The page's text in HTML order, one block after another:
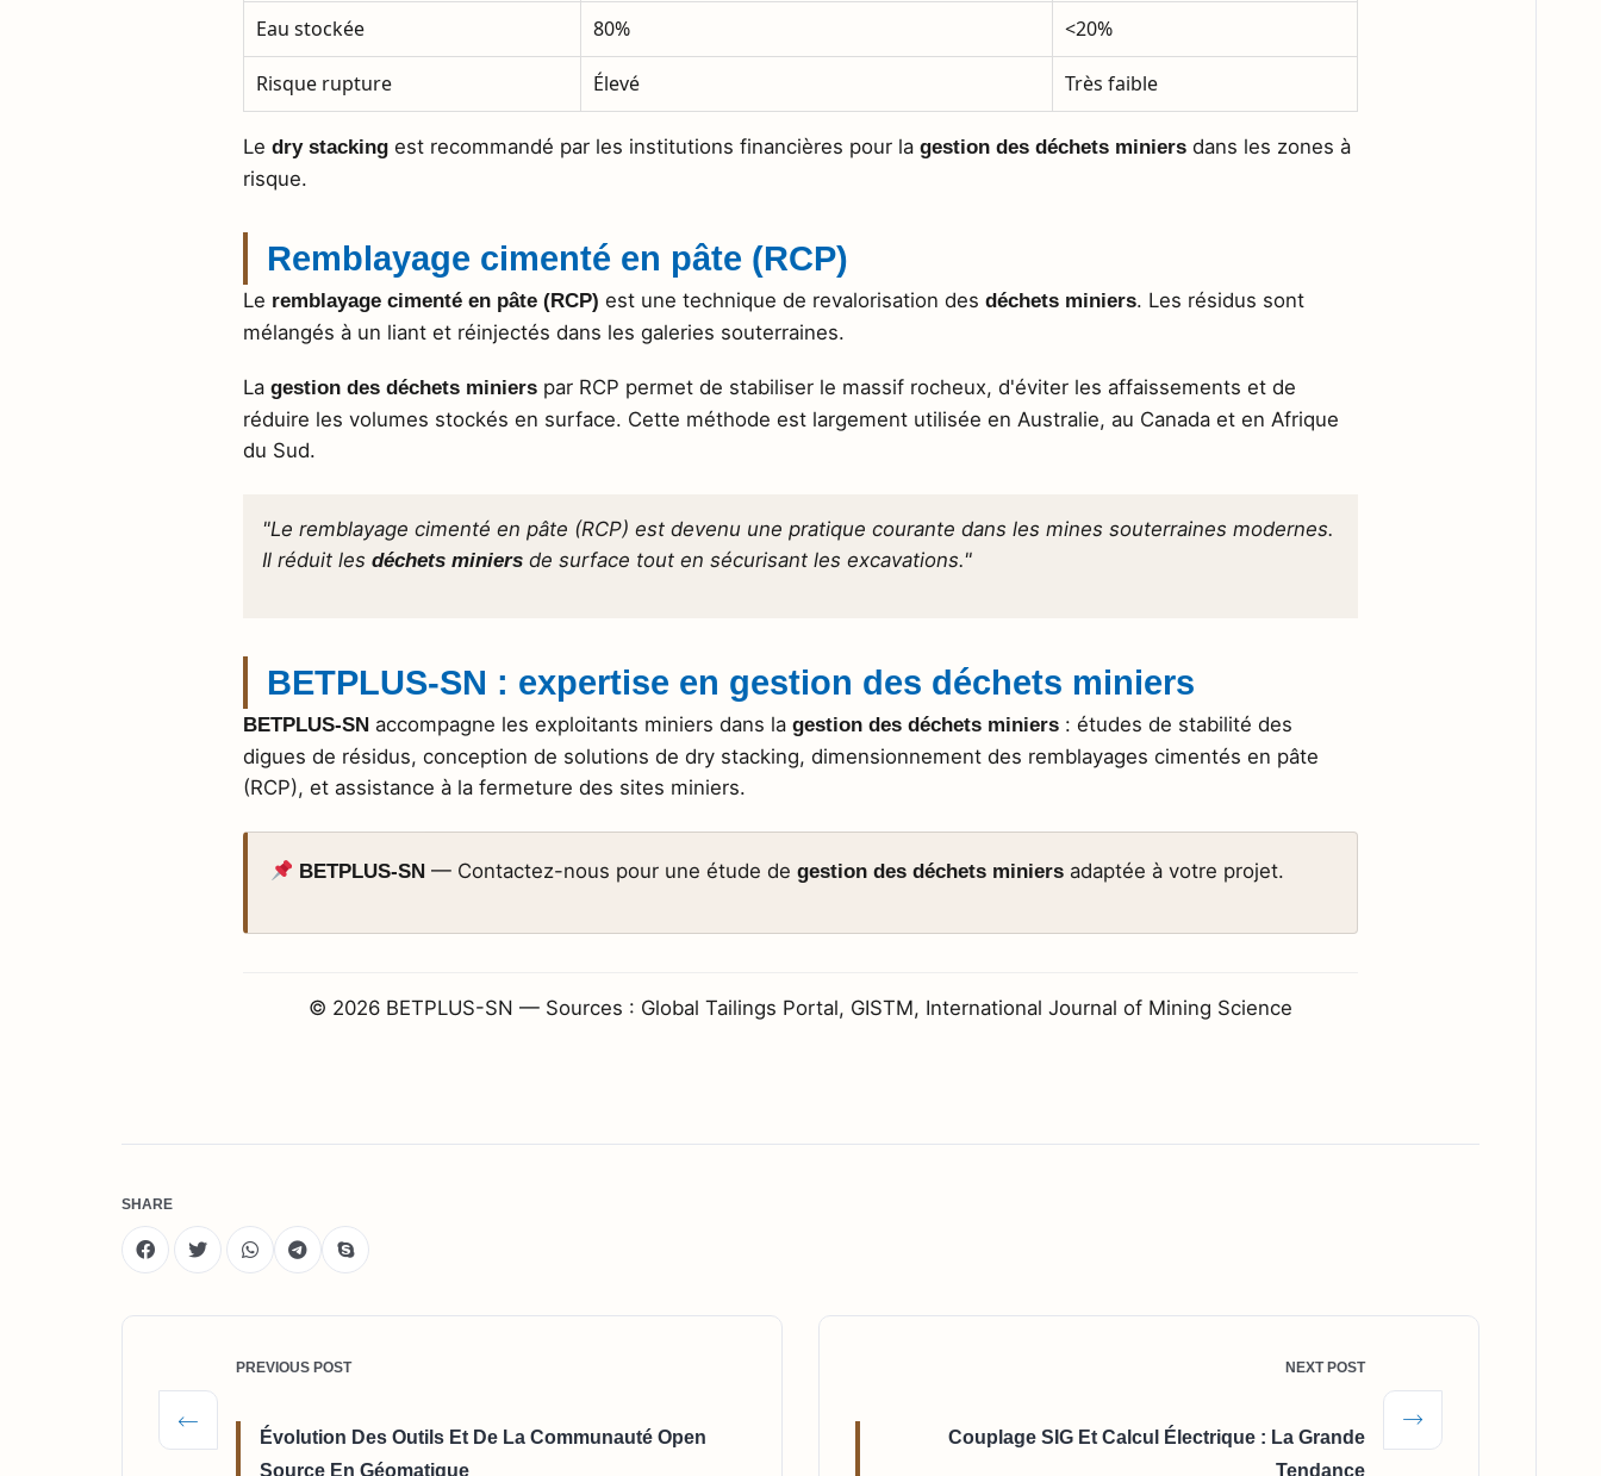
Eau stockée 80% <20%
Risque rupture Élevé Très faible
Le dry stacking est recommandé par les institutions financières pour la gestion des déchets miniers dans les zones à
risque.
Remblayage cimenté en pâte (RCP)
Le remblayage cimenté en pâte (RCP) est une technique de revalorisation des déchets miniers. Les résidus sont
mélangés à un liant et réinjectés dans les galeries souterraines.
La gestion des déchets miniers par RCP permet de stabiliser le massif rocheux, d'éviter les affaissements et de
réduire les volumes stockés en surface. Cette méthode est largement utilisée en Australie, au Canada et en Afrique
du Sud.
"Le remblayage cimenté en pâte (RCP) est devenu une pratique courante dans les mines souterraines modernes.
Il réduit les déchets miniers de surface tout en sécurisant les excavations."
BETPLUS-SN : expertise en gestion des déchets miniers
BETPLUS-SN accompagne les exploitants miniers dans la gestion des déchets miniers : études de stabilité des
digues de résidus, conception de solutions de dry stacking, dimensionnement des remblayages cimentés en pâte
(RCP), et assistance à la fermeture des sites miniers.
BETPLUS-SN — Contactez-nous pour une étude degestion des déchets miniers adaptée à votre projet.
© 2026 BETPLUS-SN — Sources : Global Tailings Portal, GISTM, International Journal of Mining Science
SHARE
PREVIOUS POST
Évolution Des Outils Et De La Communauté Open
Source En Géomatique
NEXT POST
Couplage SIG Et Calcul Électrique : La Grande
Tendance